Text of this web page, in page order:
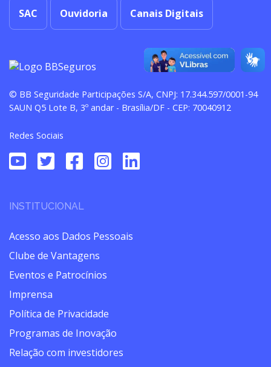
SAC Ouvidoria Canais Digitais
© BB Seguridade Participações S/A, CNPJ: 17.344.597/0001-94
SAUN Q5 Lote B, 3º andar - Brasília/DF - CEP: 70040912
Redes Sociais
INSTITUCIONAL
Acesso aos Dados Pessoais
Clube de Vantagens
Eventos e Patrocínios
Imprensa
Política de Privacidade
Programas de Inovação
Relação com investidores